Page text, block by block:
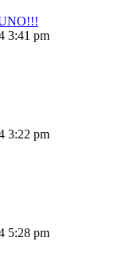
3:41 pm
3:22 pm
5:28 pm